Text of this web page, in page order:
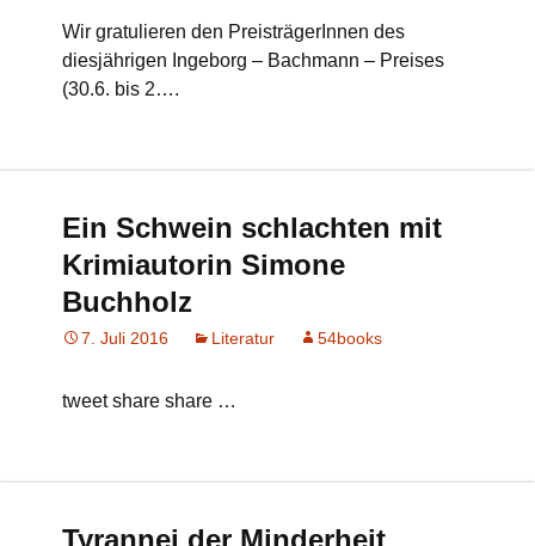
Wir gratulieren den PreisträgerInnen des
diesjährigen Ingeborg – Bachmann – Preises
(30.6. bis 2….
Ein Schwein schlachten mit
Krimiautorin Simone
Buchholz
7. Juli 2016 Literatur 54books
tweet share share …
Tyrannei der Minderheit